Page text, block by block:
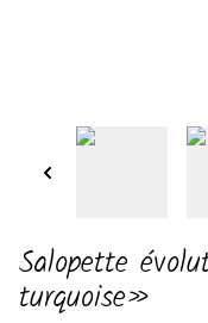
Salopette
turquoise»